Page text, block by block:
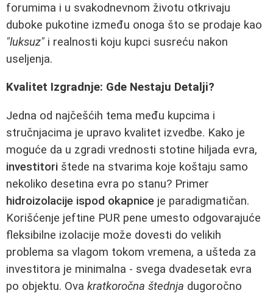
forumima i u svakodnevnom životu otkrivaju
duboke pukotine između onoga što se prodaje kao
"luksuz" i realnosti koju kupci susreću nakon
useljenja.
Kvalitet Izgradnje: Gde Nestaju Detalji?
Jedna od najčešćih tema među kupcima i
stručnjacima je upravo kvalitet izvedbe. Kako je
moguće da u zgradi vrednosti stotine hiljada evra,
investitori štede na stvarima koje koštaju samo
nekoliko desetina evra po stanu? Primer
hidroizolacije ispod okapnice je paradigmatičan.
Korišćenje jeftine PUR pene umesto odgovarajuće
fleksibilne izolacije može dovesti do velikih
problema sa vlagom tokom vremena, a ušteda za
investitora je minimalna - svega dvadesetak evra
po objektu. Ova kratkoročna štednja dugoročno